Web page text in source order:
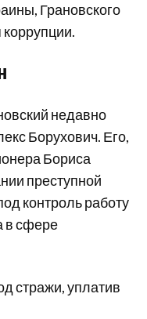
Грановского
недавно
Борухович. Его,
Бориса
преступной
контроль работу
в сфере
стражи, уплатив